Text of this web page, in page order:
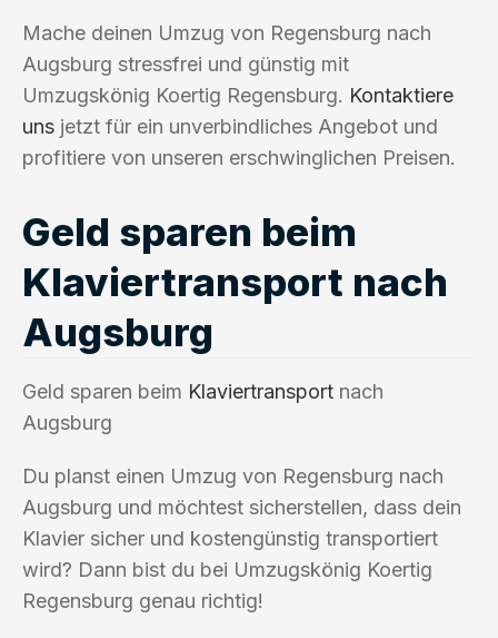
Mache deinen Umzug von Regensburg nach
Augsburg stressfrei und günstig mit
Umzugskönig Koertig Regensburg. Kontaktiere
uns jetzt für ein unverbindliches Angebot und
profitiere von unseren erschwinglichen Preisen.
Geld sparen beim
Klaviertransport nach
Augsburg
Geld sparen beim Klaviertransport nach
Augsburg
Du planst einen Umzug von Regensburg nach
Augsburg und möchtest sicherstellen, dass dein
Klavier sicher und kostengünstig transportiert
wird? Dann bist du bei Umzugskönig Koertig
Regensburg genau richtig!